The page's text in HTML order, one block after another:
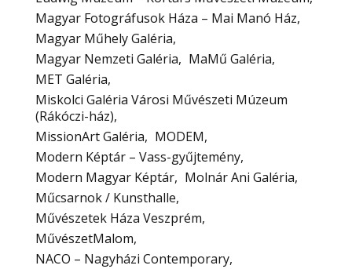
Magyar Fotográfusok Háza – Mai Manó Ház
Magyar Műhely Galéria
Magyar Nemzeti Galéria
MaMű Galéria
MET Galéria
Miskolci Galéria Városi Művészeti Múzeum
(Rákóczi-ház)
MissionArt Galéria
MODEM
Modern Képtár – Vass-gyűjtemény
Modern Magyar Képtár
Molnár Ani Galéria
Műcsarnok / Kunsthalle
Művészetek Háza Veszprém
MűvészetMalom
NACO – Nagyházi Contemporary